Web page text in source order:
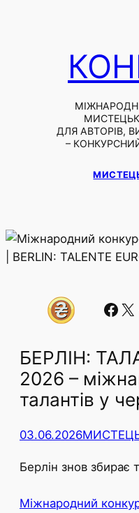
ДЛЯ АВТОРІВ,
–
Facebook X
БЕРЛІН:
2026 –
талантів у
03.06.2026
Берлін знов збирає
Міжнародний